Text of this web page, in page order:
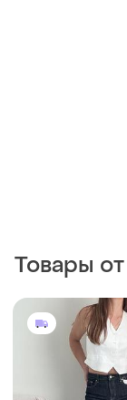
Товары